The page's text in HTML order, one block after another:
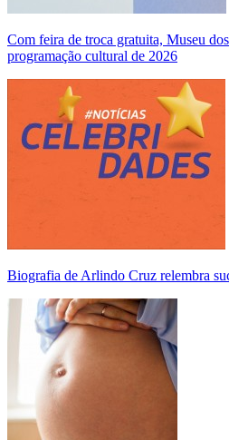
Com feira de troca gratuita, Museu
programação cultural de 2026
Biografia de Arlindo Cruz relembra